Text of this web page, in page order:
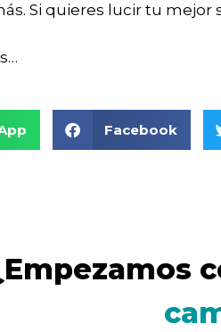
Si quieres lucir tu
Facebook